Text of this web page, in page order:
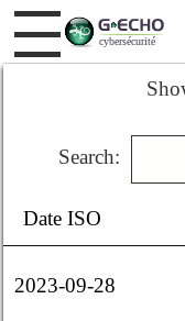
Search:
Date ISO
2023-09-28